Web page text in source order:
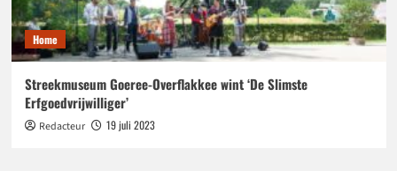
Home
Streekmuseum Goeree-Overflakkee wint ‘De Slimste
Erfgoedvrijwilliger’
Redacteur 19 juli 2023